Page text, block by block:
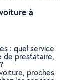
à
: quel service
de prestataire,
proches